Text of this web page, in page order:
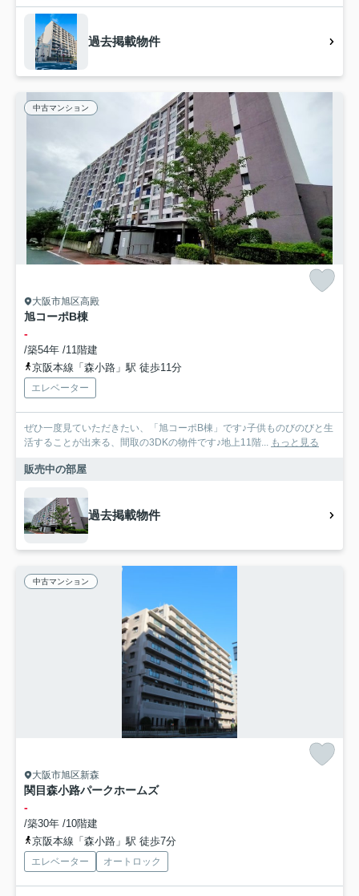
過去掲載物件
中古マンション
大阪市旭区高殿
旭コーポB棟
-
/築54年 /11階建
京阪本線「森小路」駅 徒歩11分
エレベーター
ぜひ一度見ていただきたい、「旭コーポB棟」です♪子供ものびのびと生
活することが出来る、間取の3DKの物件です♪地上11階... もっと見る
販売中の部屋
過去掲載物件
中古マンション
大阪市旭区新森
関目森小路パークホームズ
-
/築30年 /10階建
京阪本線「森小路」駅 徒歩7分
エレベーター オートロック